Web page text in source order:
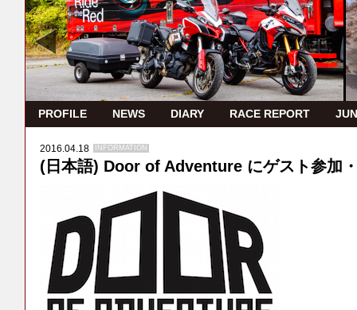
PROFILE NEWS DIARY RACE REPORT
2016.04.18 INFORMATION
(日本語) Door of Adventure にゲスト参加